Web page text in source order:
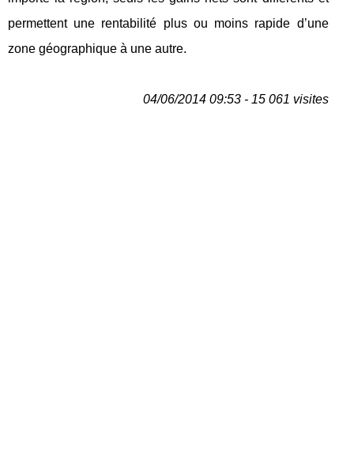
permettent une rentabilité plus ou moins rapide d’une
zone géographique à une autre.
04/06/2014 09:53 - 15 061 visites